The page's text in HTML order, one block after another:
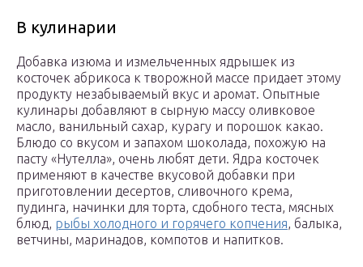
В кулинарии
Добавка изюма и измельченных ядрышек из
косточек абрикоса к творожной массе придает этому
продукту незабываемый вкус и аромат. Опытные
кулинары добавляют в сырную массу оливковое
масло, ванильный сахар, курагу и порошок какао.
Блюдо со вкусом и запахом шоколада, похожую на
пасту «Нутелла», очень любят дети. Ядра косточек
применяют в качестве вкусовой добавки при
приготовлении десертов, сливочного крема,
пудинга, начинки для торта, сдобного теста, мясных
блюд, рыбы холодного и горячего копчения, балыка,
ветчины, маринадов, компотов и напитков.